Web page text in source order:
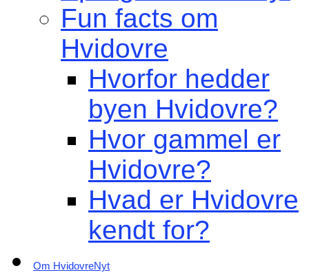
Fun facts om
Hvidovre
Hvorfor hedder
byen Hvidovre?
Hvor gammel er
Hvidovre?
Hvad er Hvidovre
kendt for?
Om HvidovreNyt